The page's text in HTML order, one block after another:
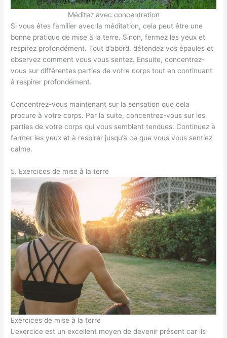
Méditez avec concentration
Si vous êtes familier avec la méditation, cela peut être une
bonne pratique de mise à la terre. Sinon, fermez les yeux et
respirez profondément. Tout d’abord, détendez vos épaules et
observez comment vous vous sentez. Ensuite, concentrez-
vous sur différentes parties de votre corps tout en continuant
à respirer profondément.
Concentrez-vous maintenant sur la sensation que cela
procure à votre corps. Par la suite, concentrez-vous sur les
parties de votre corps qui vous semblent tendues. Continuez à
fermer les yeux et à respirer jusqu’à ce que vous vous sentiez
calme.
5. Exercices de mise à la terre
Exercices de mise à la terre
L’exercice est un excellent moyen de devenir présent car ils